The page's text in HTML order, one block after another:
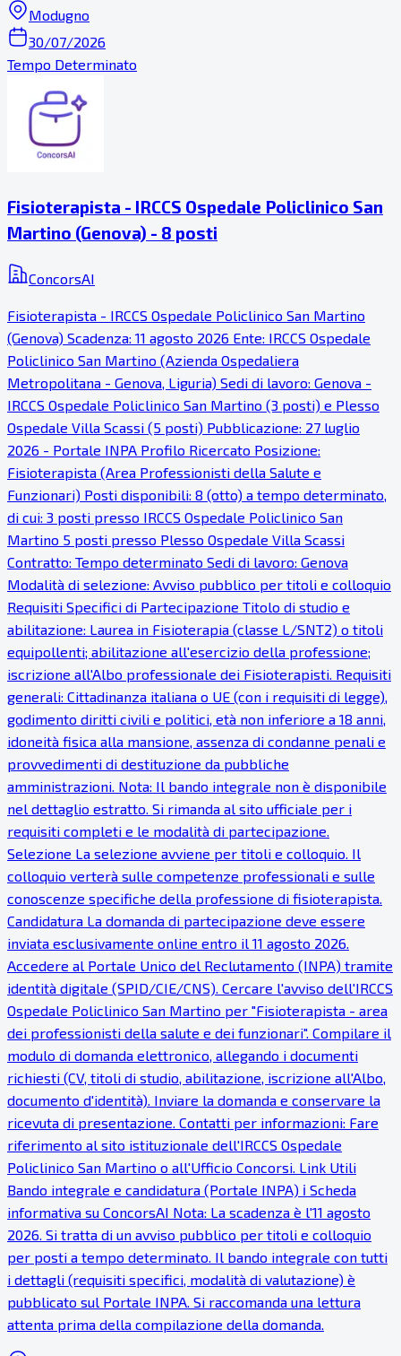
Modugno
30/07/2026
Tempo Determinato
Fisioterapista - IRCCS Ospedale Policlinico San
Martino (Genova) - 8 posti
ConcorsAI
Fisioterapista - IRCCS Ospedale Policlinico San Martino
(Genova) Scadenza: 11 agosto 2026 Ente: IRCCS Ospedale
Policlinico San Martino (Azienda Ospedaliera
Metropolitana - Genova, Liguria) Sedi di lavoro: Genova -
IRCCS Ospedale Policlinico San Martino (3 posti) e Plesso
Ospedale Villa Scassi (5 posti) Pubblicazione: 27 luglio
2026 - Portale INPA Profilo Ricercato Posizione:
Fisioterapista (Area Professionisti della Salute e
Funzionari) Posti disponibili: 8 (otto) a tempo determinato,
di cui: 3 posti presso IRCCS Ospedale Policlinico San
Martino 5 posti presso Plesso Ospedale Villa Scassi
Contratto: Tempo determinato Sedi di lavoro: Genova
Modalità di selezione: Avviso pubblico per titoli e colloquio
Requisiti Specifici di Partecipazione Titolo di studio e
abilitazione: Laurea in Fisioterapia (classe L/SNT2) o titoli
equipollenti; abilitazione all'esercizio della professione;
iscrizione all'Albo professionale dei Fisioterapisti. Requisiti
generali: Cittadinanza italiana o UE (con i requisiti di legge),
godimento diritti civili e politici, età non inferiore a 18 anni,
idoneità fisica alla mansione, assenza di condanne penali e
provvedimenti di destituzione da pubbliche
amministrazioni. Nota: Il bando integrale non è disponibile
nel dettaglio estratto. Si rimanda al sito ufficiale per i
requisiti completi e le modalità di partecipazione.
Selezione La selezione avviene per titoli e colloquio. Il
colloquio verterà sulle competenze professionali e sulle
conoscenze specifiche della professione di fisioterapista.
Candidatura La domanda di partecipazione deve essere
inviata esclusivamente online entro il 11 agosto 2026.
Accedere al Portale Unico del Reclutamento (INPA) tramite
identità digitale (SPID/CIE/CNS). Cercare l'avviso dell'IRCCS
Ospedale Policlinico San Martino per "Fisioterapista - area
dei professionisti della salute e dei funzionari". Compilare il
modulo di domanda elettronico, allegando i documenti
richiesti (CV, titoli di studio, abilitazione, iscrizione all'Albo,
documento d'identità). Inviare la domanda e conservare la
ricevuta di presentazione. Contatti per informazioni: Fare
riferimento al sito istituzionale dell'IRCCS Ospedale
Policlinico San Martino o all'Ufficio Concorsi. Link Utili
Bando integrale e candidatura (Portale INPA) ℹ Scheda
informativa su ConcorsAI Nota: La scadenza è l'11 agosto
2026. Si tratta di un avviso pubblico per titoli e colloquio
per posti a tempo determinato. Il bando integrale con tutti
i dettagli (requisiti specifici, modalità di valutazione) è
pubblicato sul Portale INPA. Si raccomanda una lettura
attenta prima della compilazione della domanda.